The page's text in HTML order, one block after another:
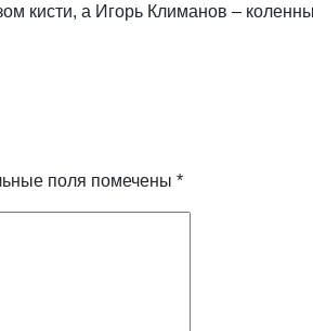
кисти, а Игорь Климанов –
поля помечены *